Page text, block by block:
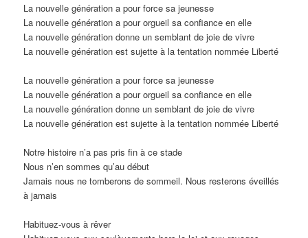
La nouvelle génération a pour force sa jeunesse
La nouvelle génération a pour orgueil sa confiance en elle
La nouvelle génération donne un semblant de joie de vivre
La nouvelle génération est sujette à la tentation nommée Liberté
La nouvelle génération a pour force sa jeunesse
La nouvelle génération a pour orgueil sa confiance en elle
La nouvelle génération donne un semblant de joie de vivre
La nouvelle génération est sujette à la tentation nommée Liberté
Notre histoire n’a pas pris fin à ce stade
Nous n’en sommes qu’au début
Jamais nous ne tomberons de sommeil. Nous resterons éveillés
à jamais
Habituez-vous à rêver